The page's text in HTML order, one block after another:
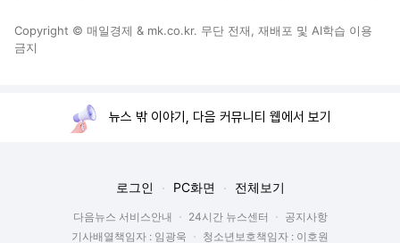
Copyright © 매일경제 & mk.co.kr. 무단 전재, 재배포 및 AI학습 이용
금지
뉴스 밖 이야기, 다음 커뮤니티 웹에서 보기
로그인 PC화면 전체보기
다음뉴스 서비스안내 24시간 뉴스센터
공지사항
기사배열책임자 : 임광욱
청소년보호책임자 : 이호원